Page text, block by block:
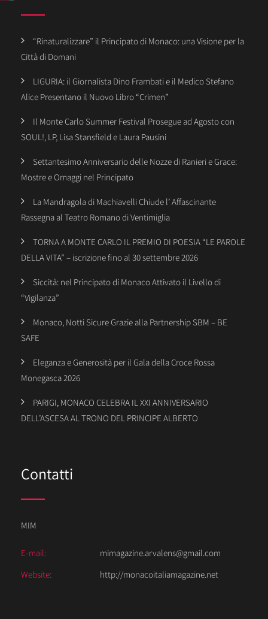
“Rinaturalizzare” il Principato di Monaco: una Visione per la
Città di Domani
LIGURIA: il Giornalista Dino Frambati e il Medico Stefano
Alice Presentano il Nuovo Libro “Crimen”
Il Monte Carlo Summer Festival Prosegue ad Agosto con
SOUL!, LP, Lisa Stansfield e Laura Pausini
Settantesimo Anniversario delle Nozze di Ranieri e Grace:
Mostre e Omaggi nel Principato
La Mandragola di Machiavelli Chiude l’ Affascinante
Rassegna al Teatro Romano di Ventimiglia
TORNA A MONTE CARLO IL PREMIO DI POESIA “LE PAROLE
DELLA VITA” – iscrizione fino al 30 settembre 2026
Siccità: nel Principato di Monaco Attivato il Livello di
“Vigilanza”
Monaco, Notti Sicure Grazie alla Partnership SBM – BE
SAFE
Eleganza e Generosità per il Gala della Croce Rossa
Monegasca 2026
PARIGI, MONACO CELEBRA IL XXI ANNIVERSARIO
DELL’ASCESA AL TRONO DEL PRINCIPE ALBERTO
Contatti
MIM
E-mail:
mimagazine.arvalens@gmail.com
Website:
http://monacoitaliamagazine.net